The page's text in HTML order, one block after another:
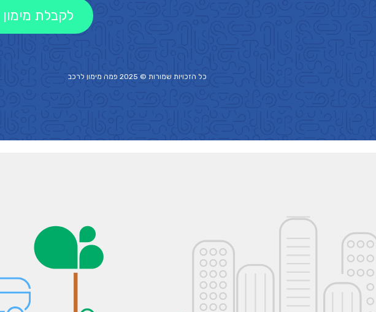
לקבלת
כל הזכויות שמורות © 2025 פמה מימון לרכב